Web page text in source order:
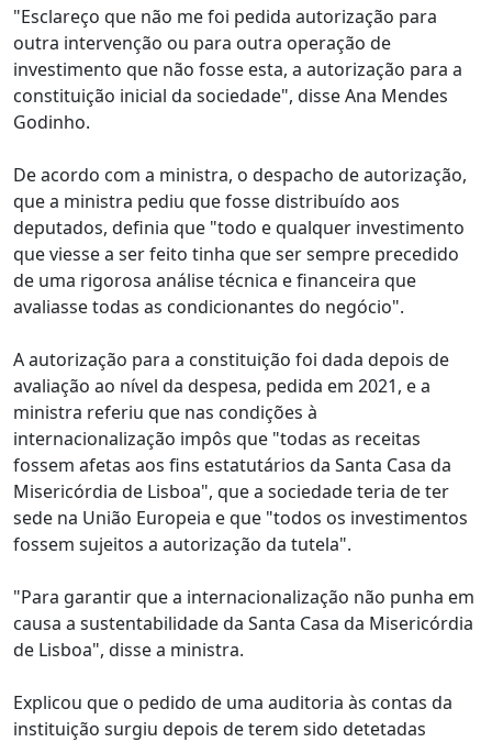
"Esclareço que não me foi pedida autorização para
outra intervenção ou para outra operação de
investimento que não fosse esta, a autorização para a
constituição inicial da sociedade", disse Ana Mendes
Godinho.
De acordo com a ministra, o despacho de autorização,
que a ministra pediu que fosse distribuído aos
deputados, definia que "todo e qualquer investimento
que viesse a ser feito tinha que ser sempre precedido
de uma rigorosa análise técnica e financeira que
avaliasse todas as condicionantes do negócio".
A autorização para a constituição foi dada depois de
avaliação ao nível da despesa, pedida em 2021, e a
ministra referiu que nas condições à
internacionalização impôs que "todas as receitas
fossem afetas aos fins estatutários da Santa Casa da
Misericórdia de Lisboa", que a sociedade teria de ter
sede na União Europeia e que "todos os investimentos
fossem sujeitos a autorização da tutela".
"Para garantir que a internacionalização não punha em
causa a sustentabilidade da Santa Casa da Misericórdia
de Lisboa", disse a ministra.
Explicou que o pedido de uma auditoria às contas da
instituição surgiu depois de terem sido detetadas